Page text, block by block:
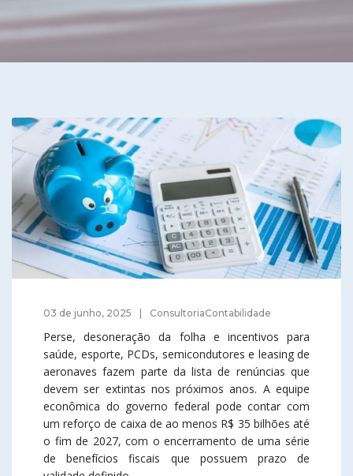
03 de junho, 2025 ConsultoriaContabilidade
Perse, desoneração da folha e incentivos para
saúde, esporte, PCDs, semicondutores e leasing de
aeronaves fazem parte da lista de renúncias que
devem ser extintas nos próximos anos. A equipe
econômica do governo federal pode contar com
um reforço de caixa de ao menos R$ 35 bilhões até
o fim de 2027, com o encerramento de uma série
de benefícios fiscais que possuem prazo de